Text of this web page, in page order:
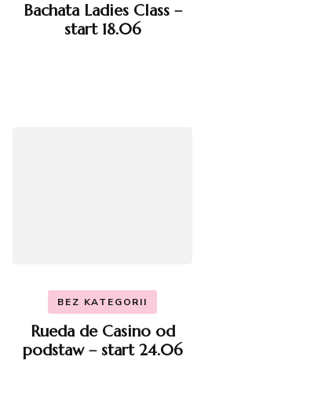
Bachata Ladies Class –
start 18.06
BEZ KATEGORII
Rueda de Casino od
podstaw – start 24.06